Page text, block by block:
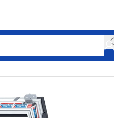
Kunststof tuimelramen